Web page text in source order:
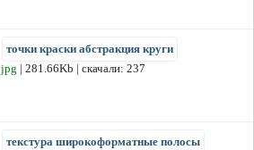
точки краски абстракция круги
jpg | 281.66Kb | скачали: 237
текстура широкоформатные полосы